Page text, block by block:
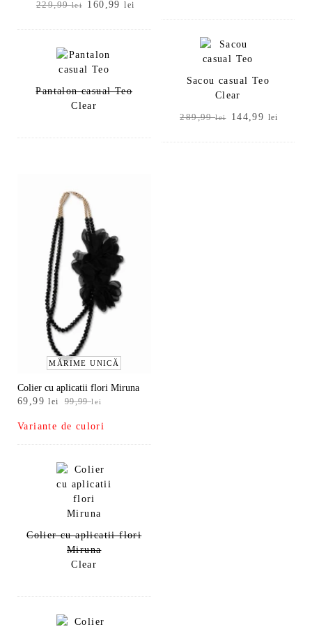
229,99lei
Prețul
a
160,99lei
curent
este:
Pantalon casual Teo
Clear
a
este:
Sacou casual Teo
Clear
289,99lei
Prețul
a
144,99 lei
este:
MĂRIME UNICĂ
Colier cu aplicatii flori Miruna
99,99lei
Prețul
a
fost:
69,99lei
Prețul
este:
69,99 lei.
Variante de culori
Colier cu aplicatii flori
Miruna
Clear